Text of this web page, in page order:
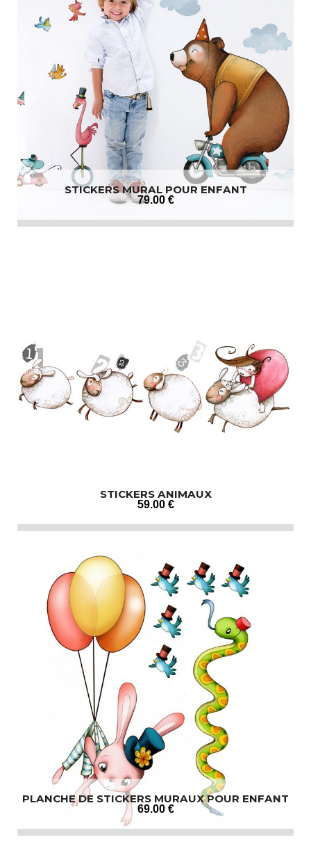
STICKERS MURAL POUR ENFANT
79.00 €
STICKERS ANIMAUX
59.00 €
PLANCHE DE STICKERS MURAUX POUR ENFANT
69.00 €